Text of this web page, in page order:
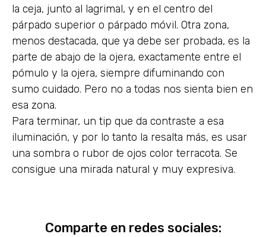
la ceja, junto al lagrimal, y en el centro del
párpado superior o párpado móvil. Otra zona,
menos destacada, que ya debe ser probada, es la
parte de abajo de la ojera, exactamente entre el
pómulo y la ojera, siempre difuminando con
sumo cuidado. Pero no a todas nos sienta bien en
esa zona.
Para terminar, un tip que da contraste a esa
iluminación, y por lo tanto la resalta más, es usar
una sombra o rubor de ojos color terracota. Se
consigue una mirada natural y muy expresiva.
Comparte en redes sociales: